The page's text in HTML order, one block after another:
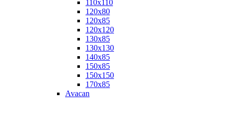
110х110
120х80
120х85
120х120
130х85
130х130
140х85
150х85
150х150
170х85
Avacan